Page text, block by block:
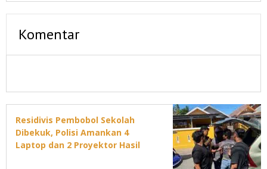
Komentar
Residivis Pembobol Sekolah
Dibekuk, Polisi Amankan 4
Laptop dan 2 Proyektor Hasil